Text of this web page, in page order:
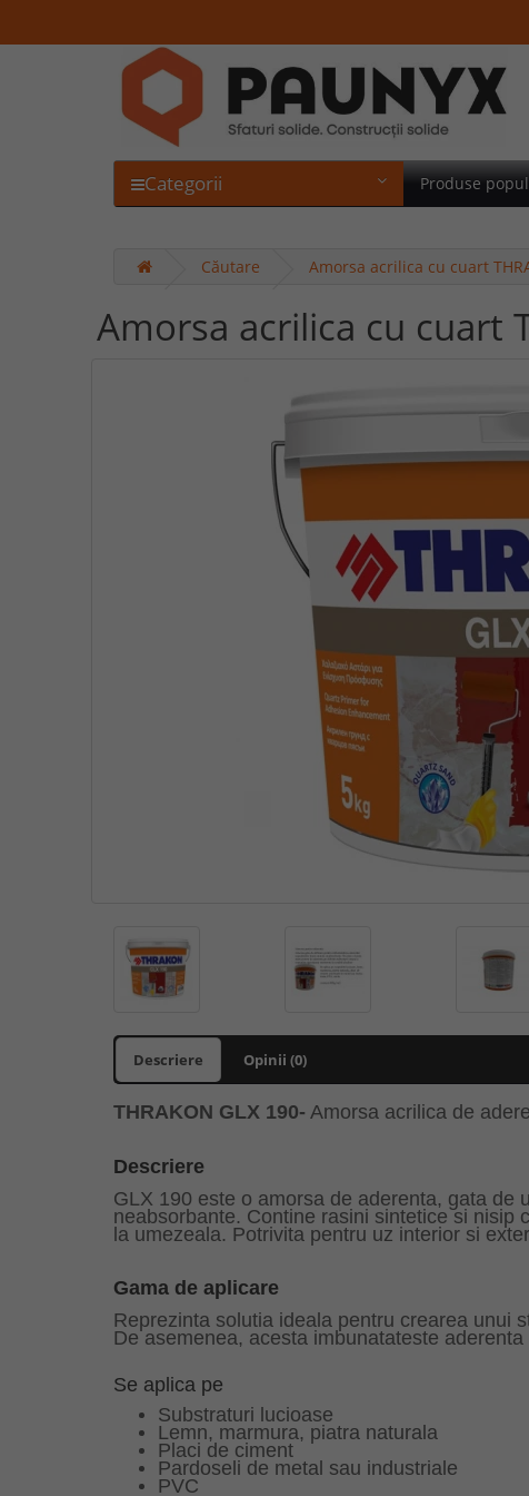
Categorii Produse
Căutare
Amorsa acrilica cu cuart
Amorsa acrilica cu cuart
Descriere Opinii (0)
THRAKON GLX 190- Amorsa acrilica de
Descriere
GLX 190 este o amorsa de aderenta, gata de
neabsorbante. Contine rasini sintetice si nisip
la umezeala. Potrivita pentru uz interior si
Gama de aplicare
Reprezinta solutia ideala pentru crearea unui
De asemenea, acesta imbunatateste
Se aplica pe
Substraturi lucioase
Lemn, marmura, piatra naturala
Placi de ciment
Pardoseli de metal sau industriale
PVC